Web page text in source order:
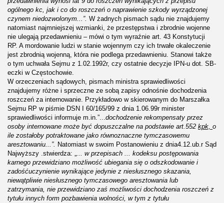
ogólnego kc, jak i co do roszczeń o naprawienie szkody wyrządzonej
czynem niedozwolonym...”. W żadnych pismach sądu nie znajdujemy
natomiast najmniejszej wzmianki, że przestępstwa i zbrodnie wojenne
nie ulegają przedawnieniu – mówi o tym wyraźnie art. 43 Konstytucji
RP. A mordowanie ludzi w stanie wojennym czy ich trwałe okaleczenie
jest zbrodnią wojenną, która nie podlega przedawnieniu. Stanowi także
o tym uchwała Sejmu z 1.02.1992r, czy ostatnie decyzje IPN-u dot. SB-
eczki w Częstochowie.
W orzeczeniach sądowych, pismach ministra sprawiedliwości
znajdujemy różne i sprzeczne ze sobą zapisy odnośnie dochodzenia
roszczeń za internowanie. Przykładowo w skierowanym do Marszałka
Sejmu RP w piśmie DSN I 60/165/99 z dnia 1.06.99r minister
sprawiedliwości informuje m.in.”...dochodzenie rekompensaty przez
osoby internowane może być dopuszczalne na podstawie art.552 kpk, o
ile zostałoby potraktowane jako równoznaczne tymczasowemu
aresztowaniu...”. Natomiast w swoim Postanowieniu z dnia4.12.ub.r Sąd
Najwyższy .stwierdza: „... w przepisach ... kodeksu postępowania
karnego przewidziano możliwość ubiegania się o odszkodowanie i
zadośćuczynienie wynikające jedynie z niesłusznego skazania,
niewątpliwie niesłusznego tymczasowego aresztowania lub
zatrzymania, nie przewidziano zaś możliwości dochodzenia roszczeń z
tytułu innych form pozbawienia wolności, w tym z tytułu